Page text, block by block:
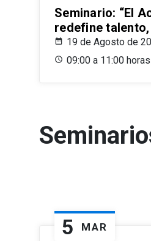
Seminario: “El
redefine
19 de Agosto de
09:00 a 11:00 horas
5 MAR